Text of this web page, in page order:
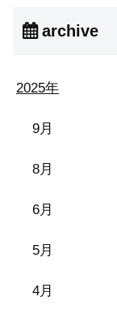
archive
2025年
9月
8月
6月
5月
4月